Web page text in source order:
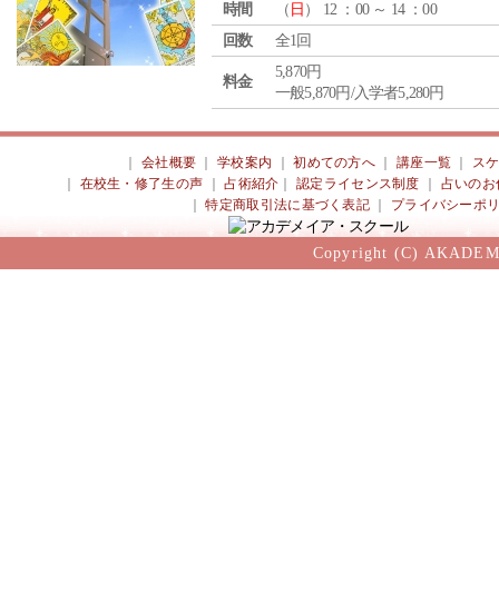
時間
（ 日 ） 12 ：00 ～ 14 ：00
回数
全1回
料金
5,870円
一般5,870円/入学者5,280円
会社概要 ｜学校案内 ｜初めての方へ 講座一覧
ス
在校生・修了生の声 ｜占術紹介 ｜認定ライセンス制度
占いのお
｜特定商取引法に基づく表記 プライバシーポ
Copyright (C)